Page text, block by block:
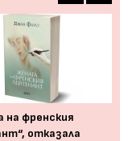
на френския
отказала